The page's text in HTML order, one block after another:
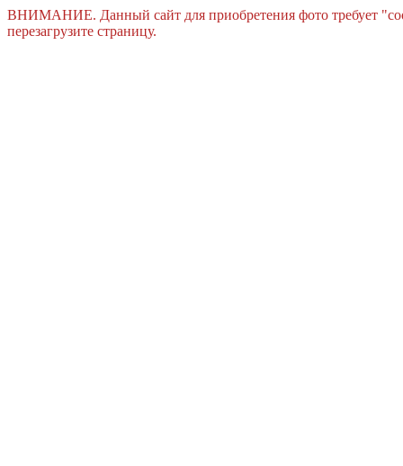
ВНИМАНИЕ. Данный сайт для приобретения фото требует
перезагрузите страницу.